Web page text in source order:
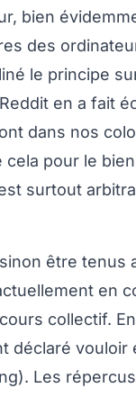
bien
des
le principe
en a fait
dans nos
pour le
surtout
être tenus
en
collectif.
déclaré vouloir
Les